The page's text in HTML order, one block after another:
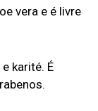
vera e é livre
karité. É